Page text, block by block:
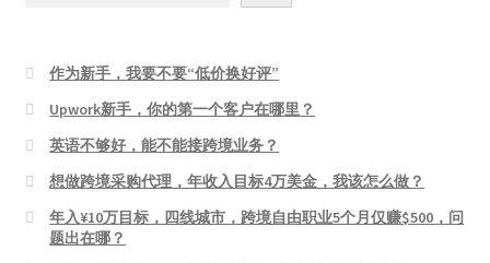
作为新手，我要不要“低价换好评”
Upwork新手，你的第一个客户在哪里？
英语不够好，能不能接跨境业务？
想做跨境采购代理，年收入目标4万美金，我该怎么做？
年入¥10万目标，四线城市，跨境自由职业5个月仅赚$500，问
题出在哪？